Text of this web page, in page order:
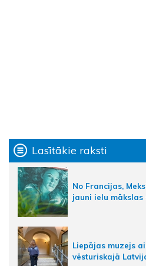
Lasītākie raksti
No Francijas,
jauni ielu mākslas
Liepājas muzejs
vēsturiskajā